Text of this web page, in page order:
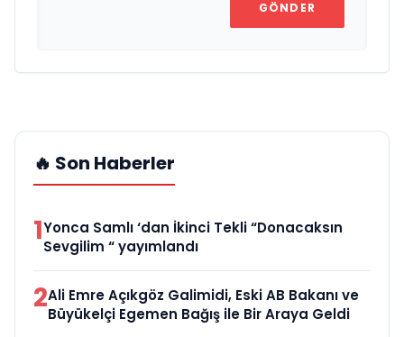
GÖNDER
🔥 Son Haberler
1Yonca Samlı ‘dan İkinci Tekli “Donacaksın
Sevgilim “ yayımlandı
2Ali Emre Açıkgöz Galimidi, Eski AB Bakanı ve
Büyükelçi Egemen Bağış ile Bir Araya Geldi